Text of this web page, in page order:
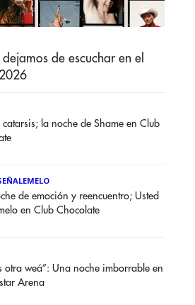
de escuchar en el
la noche de Shame en Club
de emoción y reencuentro; Usted
en Club Chocolate
otra weá”: Una noche imborrable en
Arena